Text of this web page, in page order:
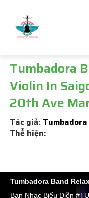
Tumbadora
Violin In
20th Ave
Tác giả:
Thể hiện: